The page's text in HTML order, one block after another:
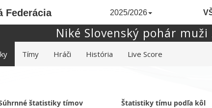
Federácia 2025/2026
Niké Slovenský pohár muži
Tímy Hráči História Live Score
štatistiky tímov Štatistiky tímu podľa kôl